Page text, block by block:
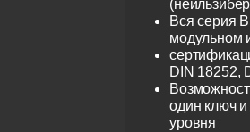
Вся серия
модульном
DIN 18252,
один ключ и
уровня